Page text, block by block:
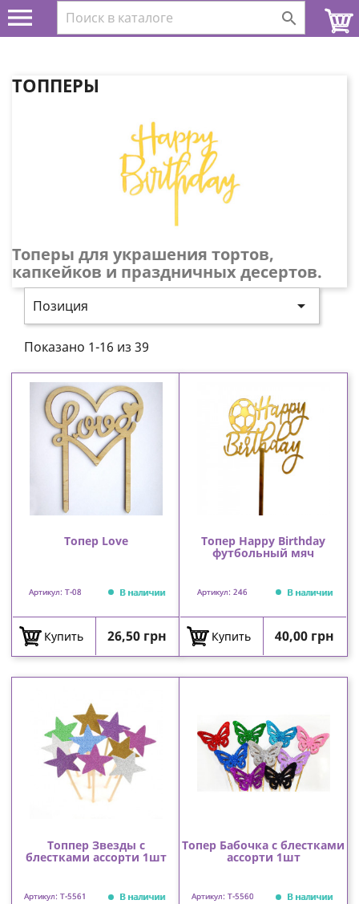
 
ТОППЕРЫ
Топеры для украшения тортов,
капкейков и праздничных десертов.
Позиция 
Показано 1-16 из 39
Топер Love
Артикул: T-08 В наличии
Купить Цена
26,50 грн
Топер Happy Birthday
футбольный мяч
Артикул: 246 В наличии
Купить Цена
40,00 грн
Топпер Звезды с
блестками ассорти 1шт
Артикул: T-5561 В наличии
Топер Бабочка с блестками
ассорти 1шт
Артикул: T-5560 В наличии